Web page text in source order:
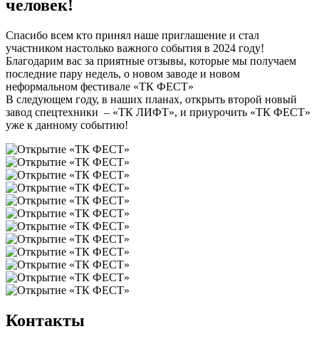
человек!
Спасибо всем кто принял наше приглашение и стал
участником настолько важного события в 2024 году!
Благодарим вас за приятные отзывы, которые мы получаем
последние пару недель, о новом заводе и новом
неформальном фестивале «ТК ФЕСТ»
В следующем году, в наших планах, открыть второй новый
завод спецтехники – «ТК ЛИФТ», и приурочить «ТК ФЕСТ»
уже к данному событию!
Контакты